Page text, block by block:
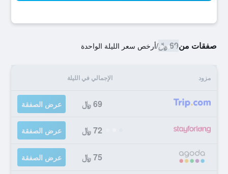
صفقات من69 ﷼ /أرخص سعر الليلة الواحدة
مزود الإجمالي في الليلة
69 ﷼ عرض الصفقة
72 ﷼ عرض الصفقة
75 ﷼ عرض الصفقة